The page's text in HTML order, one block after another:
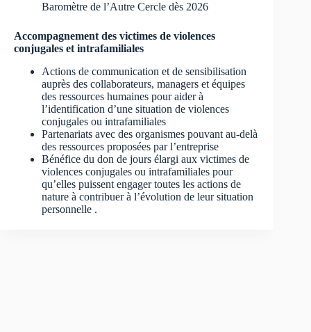
Baromètre de l’Autre Cercle dès 2026
Accompagnement des victimes de violences
conjugales et intrafamiliales
Actions de communication et de sensibilisation
auprès des collaborateurs, managers et équipes
des ressources humaines pour aider à
l’identification d’une situation de violences
conjugales ou intrafamiliales
Partenariats avec des organismes pouvant au-delà
des ressources proposées par l’entreprise
Bénéfice du don de jours élargi aux victimes de
violences conjugales ou intrafamiliales pour
qu’elles puissent engager toutes les actions de
nature à contribuer à l’évolution de leur situation
personnelle .